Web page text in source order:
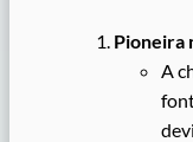
Pioneira
A